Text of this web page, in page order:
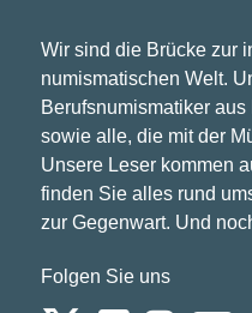
Wir sind die Brücke zur
numismatischen Welt.
Berufsnumismatiker
sowie alle, die mit der
Unsere Leser kommen
finden Sie alles rund
zur Gegenwart. Und
Folgen Sie uns